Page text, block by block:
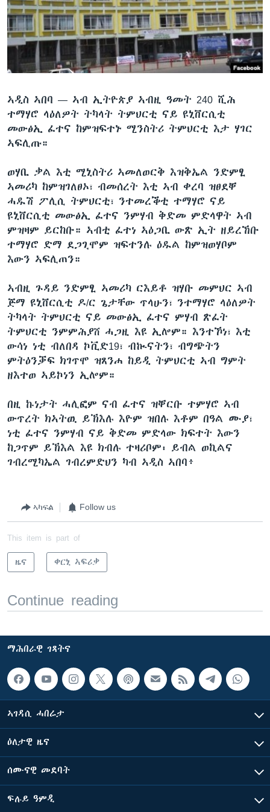
ቂሔ ጽልሚ
ቋንቋታት
ኣዲስ ኣበባ — ኣብ ኢትዮጵያ ኣብዚ ዓመት 240 ሺሕ
ተማሃሮ ላዕለዎት ትካላት ትምህርቲ ናይ ዩኒቨርሲቲ
መውፅኢ ፈተና ከምዝፍተኑ ሚንስትሪ ትምህርቲ እታ ሃገር
ኣፍሊጡ።
ወሃቢ ቃል እቲ ሚኒስትሪ ኣመለወርቅ እዝቅኤል ንድምፂ
ኣመሪካ ከምዝገለፀኦ፣ ብመሰረት እቲ ኣብ ቀረባ ዝፀደቐ
ሓዱሽ ፖሊሲ ትምህርቲ፣ ንተመረቕቲ ተማሃሮ ናይ
ዩኒቨርሲቲ መውፅኢ ፈተና ንምሃብ ቅድመ ምድላዋት ኣብ
ምዝዛም ይርከቡ። ኣብቲ ፈተነ ኣዕጋቢ ውጽ ኢት ዘይረኸቡ
ተማሃሮ ድማ ደጋጊሞም ዝፍተንሉ ዕዱል ከምዝወሃቦም
እውን ኣፍሊጠን።
ኣብዚ ጉዳይ ንድምፂ ኣመሪካ ርእይቶ ዝሃቡ መምህር ኣብ
ጅማ ዩኒቨርሲቲ ዶ/ር ጌታቸው ጥላሁን፣ ንተማሃሮ ላዕለዎት
ትካላት ትምህርቲ ናይ መውፅኢ ፈተና ምሃብ ጽፈት
ትምህርቲ ንምምሕያሸ ሓጋዚ እዩ ኢሎም። እንተኾነ፣ እቲ
ውሳነ ነቲ ብለበዳ ኮቪድ19፣ ብኲናትን፣ ብግጭትን
ምትዕንቓፍ ክገጥሞ ዝጸንሐ ከይዲ ትምህርቲ ኣብ ግምት
ዘእተወ ኣይኮነን ኢሎም።
በዚ ኩነታት ሓሊፎም ናብ ፈተና ዝቐርቡ ተምሃሮ ኣብ
ውጥረት ክኣትዉ ይኽእሉ እዮም ዝበሉ እቶም በዓል ሙያ፣
ነቲ ፈተና ንምሃብ ናይ ቅድመ ምድላው ክፍተት እውን
ከጋጥም ይኽእል እዩ ክብሉ ተዛሪቦም፡ ይብል ወኪልና
ገብረሚካኤል ገብረምድህን ካብ ኣዲስ ኣበባ፥
ኣካፍል Follow us
This item is part of
ዜና ቀርኒ ኣፍሪቃ
Continue reading
ማሕበራዊ ገጻትና
ኣገዳሲ ሓበሬታ
ዕለታዊ ዜና
ሰሙናዊ መደባት
ፍሉይ ዓምዲ